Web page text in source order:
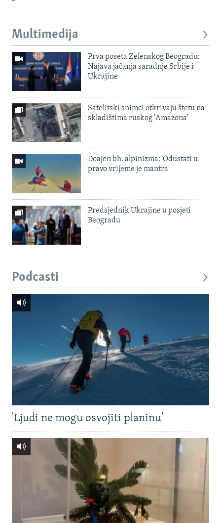
Multimedija
Prva poseta Zelenskog Beogradu:
Najava jačanja saradnje Srbije i
Ukrajine
Satelitski snimci otkrivaju štetu na
skladištima ruskog 'Amazona'
Doajen bh. alpinizma: 'Odustati u
pravo vrijeme je mantra'
Predsjednik Ukrajine u posjeti
Beogradu
Podcasti
'Ljudi ne mogu osvojiti planinu'